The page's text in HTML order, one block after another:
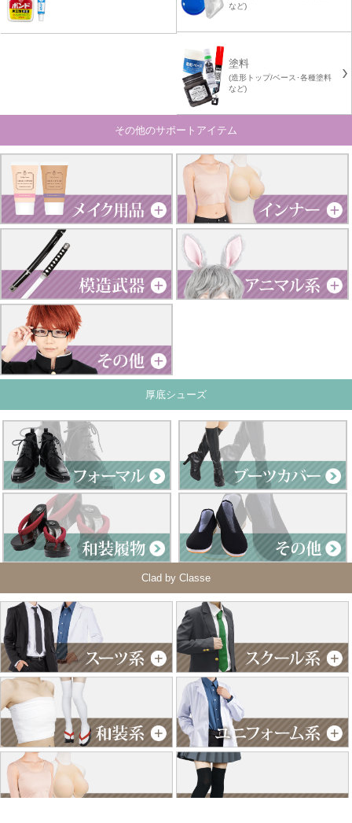
など)
塗料
(造形トップ/ベース･各種塗料
など)
その他のサポートアイテム
厚底シューズ
Clad by Classe